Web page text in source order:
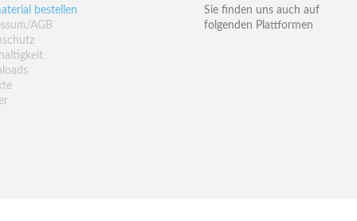
bestellen
AGB
Sie finden uns auch auf
folgenden Plattformen